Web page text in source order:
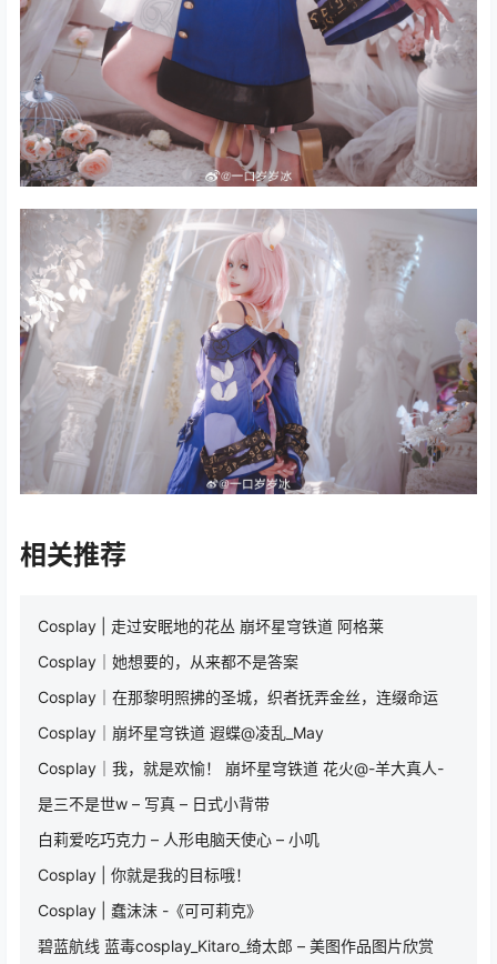
相关推荐
Cosplay | 走过安眠地的花丛 崩坏星穹铁道 阿格莱
Cosplay｜她想要的，从来都不是答案
Cosplay｜在那黎明照拂的圣城，织者抚弄金丝，连缀命运
Cosplay｜崩坏星穹铁道 遐蝶@凌乱_May
Cosplay｜我，就是欢愉！ 崩坏星穹铁道 花火@-羊大真人-
是三不是世w – 写真 – 日式小背带
白莉爱吃巧克力 – 人形电脑天使心 – 小叽
Cosplay | 你就是我的目标哦！
Cosplay | 蠢沫沫 -《可可莉克》
碧蓝航线 蓝毒cosplay_Kitaro_绮太郎 – 美图作品图片欣赏